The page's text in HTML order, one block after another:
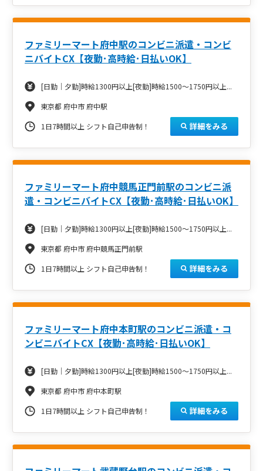
ファミリーマート府中駅のコンビニ派遣・コンビ
ニバイトCX【夜勤･高時給･日払いOK】
[日勤｜夕勤]時給1300円以上[夜勤]時給1500～1750円以上...
東京都 府中市 府中駅
1日7時間以上 シフト自己申告制！
詳細をみる
ファミリーマート府中競馬正門前駅のコンビニ派
遣・コンビニバイトCX【夜勤･高時給･日払いOK】
[日勤｜夕勤]時給1300円以上[夜勤]時給1500～1750円以上...
東京都 府中市 府中競馬正門前駅
1日7時間以上 シフト自己申告制！
詳細をみる
ファミリーマート府中本町駅のコンビニ派遣・コ
ンビニバイトCX【夜勤･高時給･日払いOK】
[日勤｜夕勤]時給1300円以上[夜勤]時給1500～1750円以上...
東京都 府中市 府中本町駅
1日7時間以上 シフト自己申告制！
詳細をみる